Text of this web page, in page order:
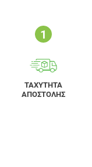
ΤΑΧΥΤΗΤΑ
ΑΠΟΣΤΟΛΗΣ